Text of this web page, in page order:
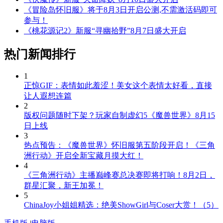
《冒险岛怀旧服》将于8月3日开启公测,不需激活码即可
参与！
《桃花源记2》新服“寻幽拾野”8月7日盛大开启
热门新闻排行
1
正惊GIF：表情如此羞涩！美女这个表情太好看，直接
让人遐想连篇
2
版权问题随时下架？玩家自制虚幻5《魔兽世界》8月15
日上线
3
热点预告：《魔兽世界》怀旧服第五阶段开启！《三角
洲行动》开启全新宝藏月摸大红！
4
《三角洲行动》主播巅峰赛总决赛即将打响！8月2日，
群星汇聚，新王加冕！
5
ChinaJoy小姐姐精选：绝美ShowGirl与Coser大赏！（5）